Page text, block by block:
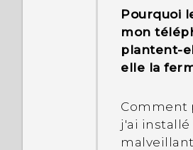
fonctions
de
Qu'est-ce
Pourquoi
ne se
Pourquoi
éléments
rapides ?
façon de
fermer les
Comment
mon
combien
utilisée ?
Pourquoi
mon
plantent-
elle la
Comment
j'ai installé